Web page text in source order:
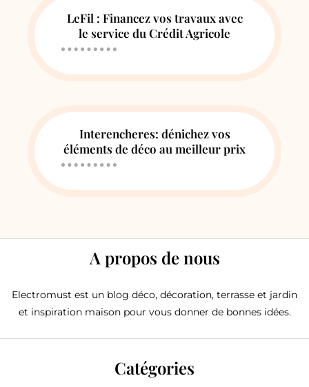
LeFil : Financez vos travaux avec
le service du Crédit Agricole
Interencheres: dénichez vos
éléments de déco au meilleur prix
A propos de nous
Electromust est un blog déco, décoration, terrasse et jardin
et inspiration maison pour vous donner de bonnes idées.
Catégories